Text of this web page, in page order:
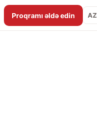
Proqramı əldə edin